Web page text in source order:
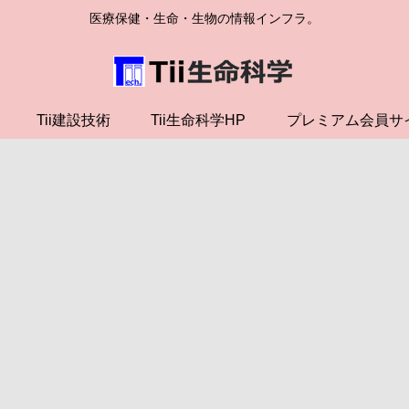
医療保健・生命・生物の情報インフラ。
Tii建設技術 Tii生命科学HP プレミアム会員サ